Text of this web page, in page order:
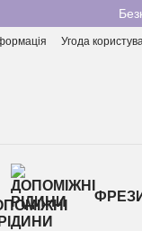
Угода
РІДИНИ